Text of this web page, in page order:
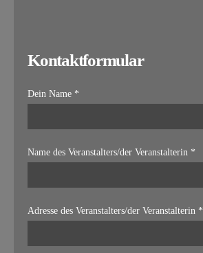
Kontaktformular
Dein Name *
Name des Veranstalters/der Veranstalterin *
Adresse des Veranstalters/der Veranstalterin *